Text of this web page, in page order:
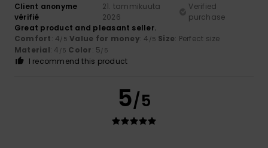
Client anonyme
vérifié
21. tammikuuta
2026
Verified
purchase
Great product and pleasant seller.
Comfort: 4/5 Value for money: 4 /5 Size: Perfect size
Material: 4 /5 Color: 5/5
I recommend this product
5/5